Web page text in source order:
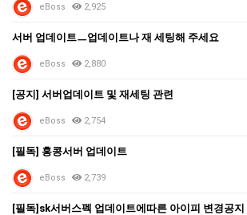
eBoss 2,925
서버 업데이트ㅡ업데이트나 재 세팅해 주세요
eBoss 2,880
[공지] 서버업데이트 및 재세팅 관련
eBoss 2,754
[필독] 홍콩서버 업데이트
eBoss 2,739
[필독]sk서버스펙 업데이트에따른 아이피 변경공지